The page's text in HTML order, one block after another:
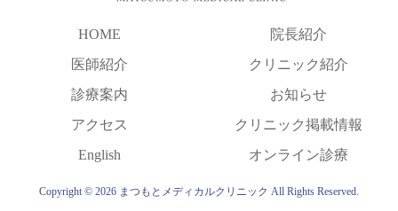
HOME
院長紹介
医師紹介
クリニック紹介
診療案内
お知らせ
アクセス
クリニック掲載情報
English
オンライン診療
Copyright © 2026 まつもとメディカルクリニック All Rights Reserved.